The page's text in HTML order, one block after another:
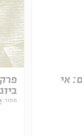
מתוך:
אי